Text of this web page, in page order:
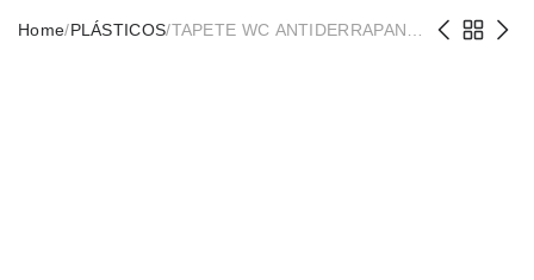
Home/PLÁSTICOS/TAPETE WC ANTIDERRAPANTE